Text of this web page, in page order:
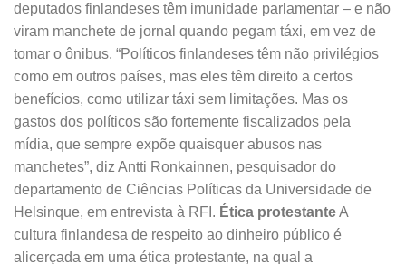
deputados finlandeses têm imunidade parlamentar – e não
viram manchete de jornal quando pegam táxi, em vez de
tomar o ônibus. “Políticos finlandeses têm não privilégios
como em outros países, mas eles têm direito a certos
benefícios, como utilizar táxi sem limitações. Mas os
gastos dos políticos são fortemente fiscalizados pela
mídia, que sempre expõe quaisquer abusos nas
manchetes”, diz Antti Ronkainnen, pesquisador do
departamento de Ciências Políticas da Universidade de
Helsinque, em entrevista à RFI. Ética protestanteA
cultura finlandesa de respeito ao dinheiro público é
alicerçada em uma ética protestante, na qual a